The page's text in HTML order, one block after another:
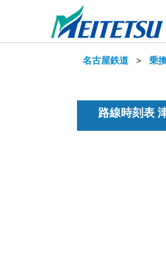
名古屋鉄道 ＞ 乗
路線時刻表